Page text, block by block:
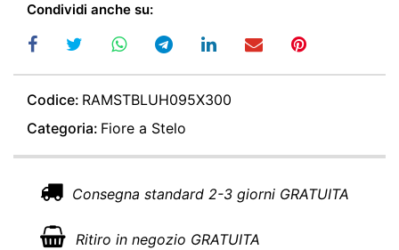
Condividi anche su:
Codice: RAMSTBLUH095X300
Categoria: Fiore a Stelo
Consegna standard 2-3 giorni GRATUITA
Ritiro in negozio GRATUITA